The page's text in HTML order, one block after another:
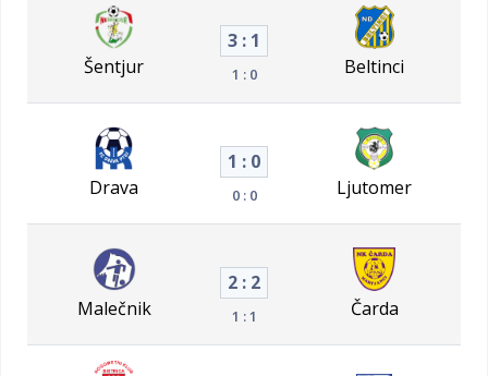
Šentjur
3 : 1
1 : 0 Beltinci
Drava
1 : 0
0 : 0 Ljutomer
Malečnik
2 : 2
1 : 1 Čarda